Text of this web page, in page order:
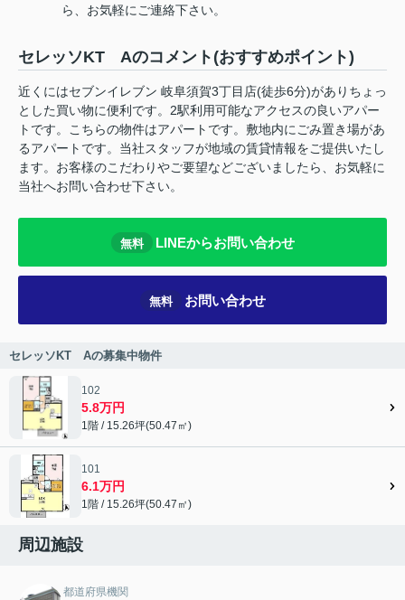
ら、お気軽にご連絡下さい。
セレッソKT Aのコメント(おすすめポイント)
近くにはセブンイレブン 岐阜須賀3丁目店(徒歩6分)がありちょっ
とした買い物に便利です。2駅利用可能なアクセスの良いアパー
トです。こちらの物件はアパートです。敷地内にごみ置き場があ
るアパートです。当社スタッフが地域の賃貸情報をご提供いたし
ます。お客様のこだわりやご要望などございましたら、お気軽に
当社へお問い合わせ下さい。
無料 LINEからお問い合わせ
無料 お問い合わせ
セレッソKT Aの募集中物件
102
5.8万円
1階 / 15.26坪(50.47㎡)
101
6.1万円
1階 / 15.26坪(50.47㎡)
周辺施設
都道府県機関